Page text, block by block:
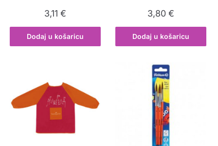
3,11€
Dodaj u košaricu
3,80€
Dodaj u košaricu